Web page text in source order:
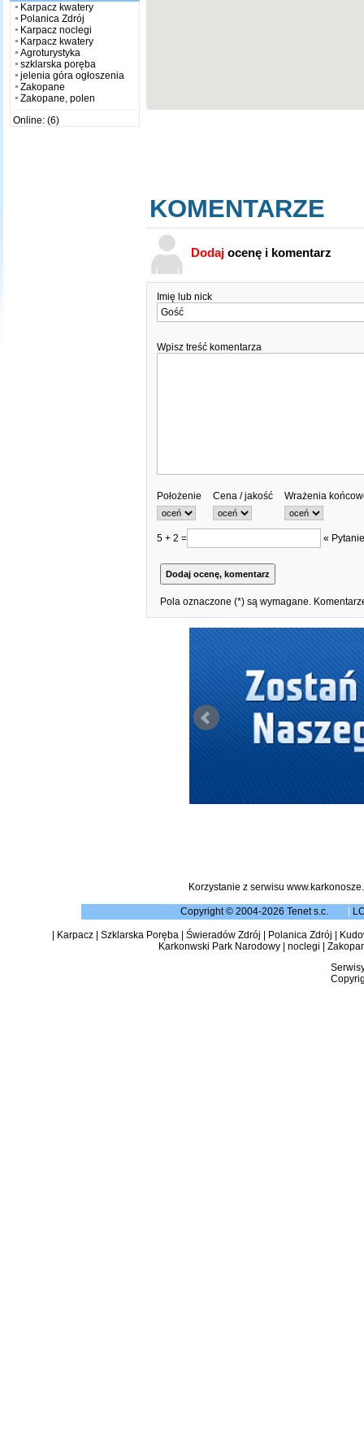
Karpacz kwatery
Polanica Zdrój
Karpacz noclegi
Karpacz kwatery
Agroturystyka
szklarska poręba
jelenia góra ogłoszenia
Zakopane
Zakopane, polen
Online: (6)
KOMENTARZE
Dodajocenę i komentarz
Imię lub nick
Wpisz treść komentarza
Położenie Cena / jakość Wrażenia
5 + 2 = «
Pola oznaczone (*) są wymagane.
Korzystanie z serwisu
Copyright © 2004-2026 Tenet s.c.
Karpacz| Szklarska Poręba| Świeradów Zdrój Polanica Zdrój
Karkonwski Park Narodowy| noclegi